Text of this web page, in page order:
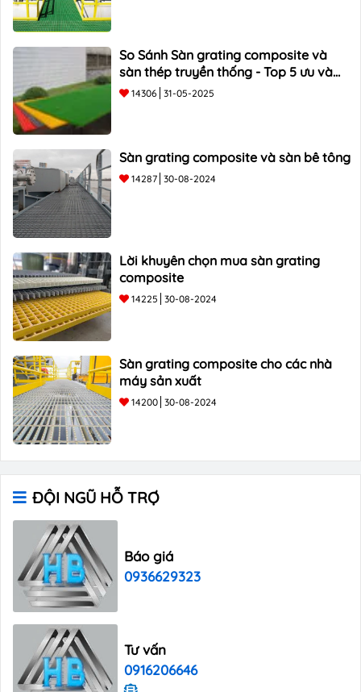
So Sánh Sàn grating composite và
sàn thép truyền thống - Top 5 ưu và
nhược điểm
14306 31-05-2025
Sàn grating composite và sàn bê tông
14287 30-08-2024
Lời khuyên chọn mua sàn grating
composite
14225 30-08-2024
Sàn grating composite cho các nhà
máy sản xuất
14200 30-08-2024
ĐỘI NGŨ HỖ TRỢ
Báo giá
0936629323
Tư vấn
0916206646